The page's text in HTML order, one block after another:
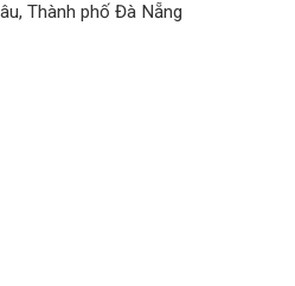
Thành phố Đà Nẵng